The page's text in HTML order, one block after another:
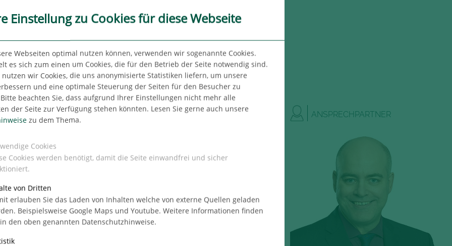
über
ANSPRECHPARTNER
Einstellung zu Cookies für diese Webseite
Webseiten optimal nutzen können, verwenden wir sogenannte Cookies.
es sich zum einen um Cookies, die für den Betrieb der Seite notwendig sind.
wir Cookies, die uns anonymisierte Statistiken liefern, um unsere
und eine optimale Steuerung der Seiten für den Besucher zu
beachten Sie, dass aufgrund Ihrer Einstellungen nicht mehr alle
der Seite zur Verfügung stehen könnten. Lesen Sie gerne auch unsere
zu dem Thema.
Cookies
Cookies werden benötigt, damit die Seite einwandfrei und sicher
von Dritten
erlauben Sie das Laden von Inhalten welche von externe Quellen geladen
Beispielsweise Google Maps und Youtube. Weitere Informationen finden
den oben genannten Datenschutzhinweise.